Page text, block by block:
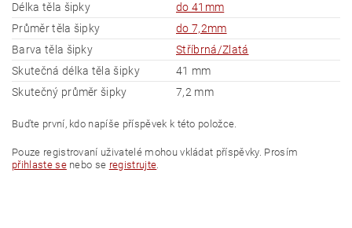
Délka těla šipky
do 41mm
Průměr těla šipky
do 7,2mm
Barva těla šipky
Stříbrná/Zlatá
Skutečná délka těla šipky
41 mm
Skutečný průměr šipky
7,2 mm
Buďte první, kdo napíše příspěvek k této položce.
Pouze registrovaní uživatelé mohou vkládat příspěvky. Prosím
přihlaste senebo se registrujte.